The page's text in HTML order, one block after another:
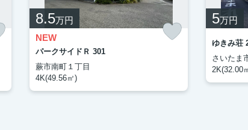
8.5万円
NEW
パークサイドＲ 301
蕨市南町１丁目
4K(49.56㎡)
5万円
ゆきみ荘
さいたま
2K(32.00